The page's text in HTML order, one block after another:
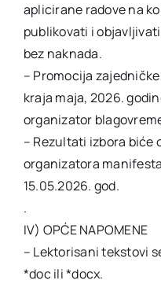
aplicirane radove na
publikovati i
bez naknada.
– Promocija
kraja maja, 2026.
organizator
– Rezultati izbora
organizatora
15.05.2026. god.
.
IV) OPĆE NAPOMENE
– Lektorisani tekstovi
*doc ili *docx.